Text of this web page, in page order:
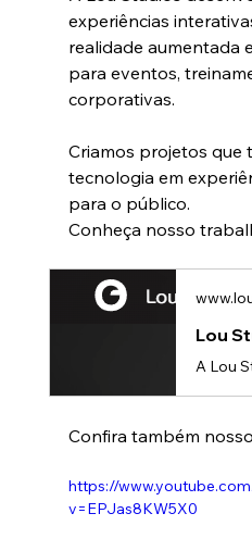
experiências
realidade aumentada
para eventos,
corporativas.
Criamos projetos que
tecnologia em
para o público.
Conheça nosso
Confira também
https://
v=EPJas8KW5X0